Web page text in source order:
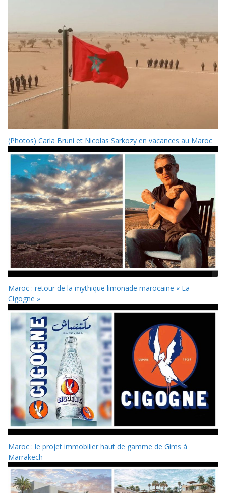
(Photos) Carla Bruni et Nicolas Sarkozy en vacances au Maroc
Maroc : retour de la mythique limonade marocaine « La
Cigogne »
Maroc : le projet immobilier haut de gamme de Gims à
Marrakech